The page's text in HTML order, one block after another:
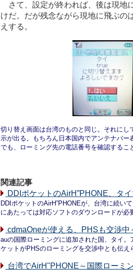
さて、設定が終われば、後は現地
けだ。だが残念ながら現地に飛ぶの
えする。
切り替え画面は台湾のものと同じ。それに
示が出る。もちろん日本国内でアンテナバー
でも、ローミング先の電話番号を確認するこ
関連記事
DDIポケットのAirH”PHONE、タ
DDIポケットのAirH”PHONEが、台湾に続い
にあたっては対応ソフトのダウンロードが必
cdmaOneが使える、PHSも交渉中
auの国際ローミングに追加された国、タイ
ケットがPHSのローミングを交渉中とも伝え
台湾でAirH"PHONE～国際ローミ